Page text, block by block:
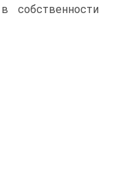
собственности